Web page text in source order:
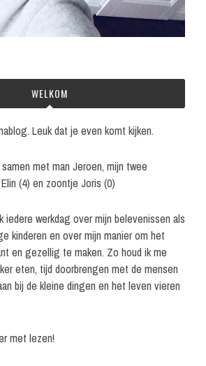
WELKOM
Leuk dat je even komt kijken.
met man Jeroen, mijn twee
(4) en zoontje Joris (0)
iedere werkdag over mijn belevenissen als
kinderen en over mijn manier om het
en gezellig te maken. Zo houd ik me
eten, tijd doorbrengen met de mensen
bij de kleine dingen en het leven vieren
met lezen!